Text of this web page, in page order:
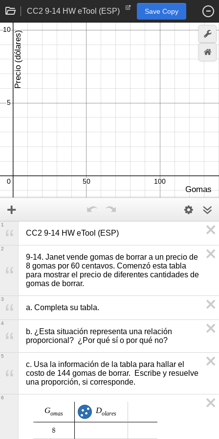
CC2 9-14 HW eTool (ESP) Save Copy
CC2 9-14 HW eTool (ESP)
1
9-14. Janet vende gomas de borrar a un precio de
8 gomas por 60 centavos. Comenzó esta tabla
para mostrar el precio de diferentes cantidades de
gomas de borrar.
2
a. Completa su tabla.
3
b. ¿Esta situación representa una relación
proporcional?  ¿Por qué sí o por qué no?
4
c. Usa la información de la tabla para hallar el
costo de 144 gomas de borrar.  Escribe y resuelve
una proporción, si corresponde.
5
Gomas Dolares
8
6